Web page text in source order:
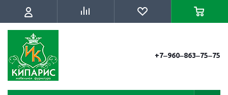
+7‒960‒863‒75‒75